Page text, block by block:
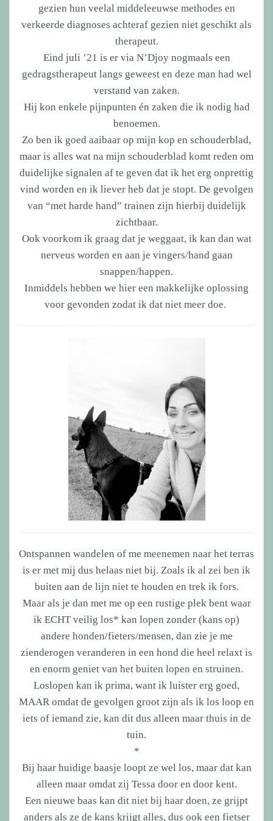
gezien hun veelal middeleeuwse methodes en
verkeerde diagnoses achteraf gezien niet geschikt als
therapeut.
Eind juli ’21 is er via N’Djoy nogmaals een
gedragstherapeut langs geweest en deze man had wel
verstand van zaken.
Hij kon enkele pijnpunten én zaken die ik nodig had
benoemen.
Zo ben ik goed aaibaar op mijn kop en schouderblad,
maar is alles wat na mijn schouderblad komt reden om
duidelijke signalen af te geven dat ik het erg onprettig
vind worden en ik liever heb dat je stopt. De gevolgen
van “met harde hand” trainen zijn hierbij duidelijk
zichtbaar.
Ook voorkom ik graag dat je weggaat, ik kan dan wat
nerveus worden en aan je vingers/hand gaan
snappen/happen.
Inmiddels hebben we hier een makkelijke oplossing
voor gevonden zodat ik dat niet meer doe.
Ontspannen wandelen of me meenemen naar het terras
is er met mij dus helaas niet bij. Zoals ik al zei ben ik
buiten aan de lijn niet te houden en trek ik fors.
Maar als je dan met me op een rustige plek bent waar
ik ECHT veilig los* kan lopen zonder (kans op)
andere honden/fieters/mensen, dan zie je me
zienderogen veranderen in een hond die heel relaxt is
en enorm geniet van het buiten lopen en struinen.
Loslopen kan ik prima, want ik luister erg goed,
MAAR omdat de gevolgen groot zijn als ik los loop en
iets of iemand zie, kan dit dus alleen maar thuis in de
tuin.
*
Bij haar huidige baasje loopt ze wel los, maar dat kan
alleen maar omdat zij Tessa door en door kent.
Een nieuwe baas kan dit niet bij haar doen, ze grijpt
anders als ze de kans krijgt alles, dus ook een fietser